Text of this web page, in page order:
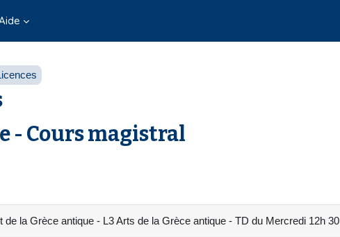
- Cours magistral
de la Grèce antique - L3 Arts de la Grèce antique - TD du Mercredi 12h 30